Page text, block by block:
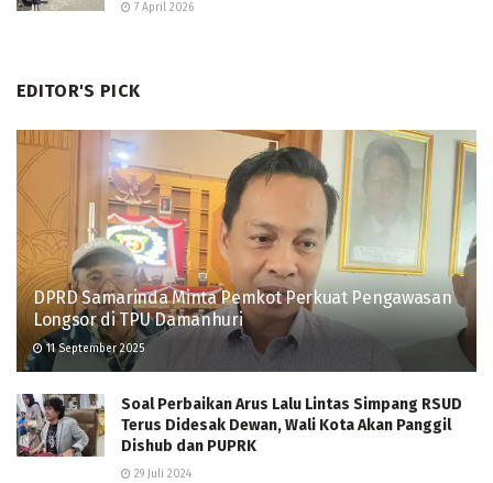
7 April 2026
EDITOR'S PICK
DPRD Samarinda Minta Pemkot Perkuat Pengawasan
Longsor di TPU Damanhuri
11 September 2025
Soal Perbaikan Arus Lalu Lintas Simpang RSUD
Terus Didesak Dewan, Wali Kota Akan Panggil
Dishub dan PUPRK
29 Juli 2024